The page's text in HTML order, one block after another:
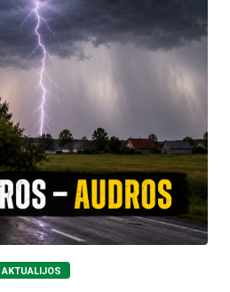
AKTUALIJOS